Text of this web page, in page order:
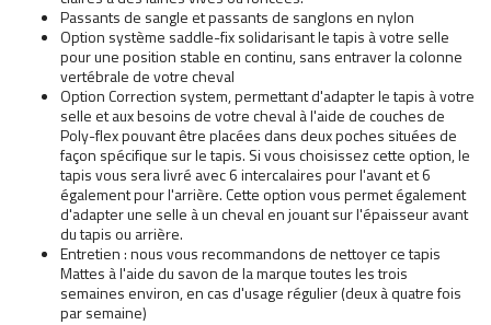
Passants de sangle et passants de sanglons en nylon
Option système saddle-fix solidarisant le tapis à votre selle
pour une position stable en continu, sans entraver la colonne
vertébrale de votre cheval
Option Correction system, permettant d'adapter le tapis à votre
selle et aux besoins de votre cheval à l'aide de couches de
Poly-flex pouvant être placées dans deux poches situées de
façon spécifique sur le tapis. Si vous choisissez cette option, le
tapis vous sera livré avec 6 intercalaires pour l'avant et 6
également pour l'arrière. Cette option vous permet également
d'adapter une selle à un cheval en jouant sur l'épaisseur avant
du tapis ou arrière.
Entretien : nous vous recommandons de nettoyer ce tapis
Mattes à l'aide du savon de la marque toutes les trois
semaines environ, en cas d'usage régulier (deux à quatre fois
par semaine)